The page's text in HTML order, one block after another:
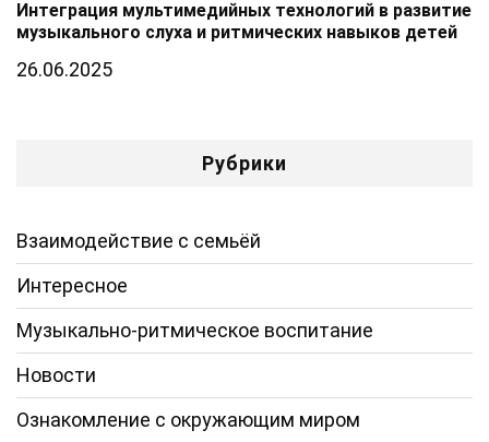
Интеграция мультимедийных технологий в развитие
музыкального слуха и ритмических навыков детей
26.06.2025
Рубрики
Взаимодействие с семьёй
Интересное
Музыкально-ритмическое воспитание
Новости
Ознакомление с окружающим миром